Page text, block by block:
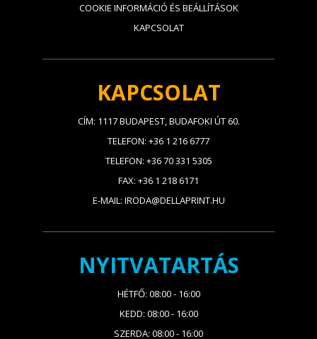
COOKIE INFORMÁCIÓ ÉS BEÁLLÍTÁSOK
KAPCSOLAT
KAPCSOLAT
CÍM: 1117 BUDAPEST, BUDAFOKI ÚT 60.
TELEFON: +36 1 216 6777
TELEFON: +36 70 331 5305
FAX: +36 1 218 6171
E-MAIL: IRODA@DELLAPRINT.HU
NYITVATARTÁS
HÉTFŐ: 08:00 - 16:00
KEDD: 08:00 - 16:00
SZERDA: 08:00 - 16:00